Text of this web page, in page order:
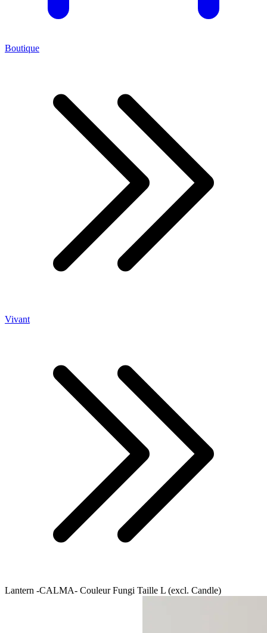
Boutique
Vivant
Lantern -CALMA- Couleur Fungi Taille L (excl. Candle)